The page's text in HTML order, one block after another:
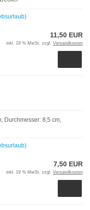
11,50 EUR
inkl. 19 % MwSt. zzgl. Versandkosten
Durchmesser: 8,5 cm,
7,50 EUR
inkl. 19 % MwSt. zzgl. Versandkosten